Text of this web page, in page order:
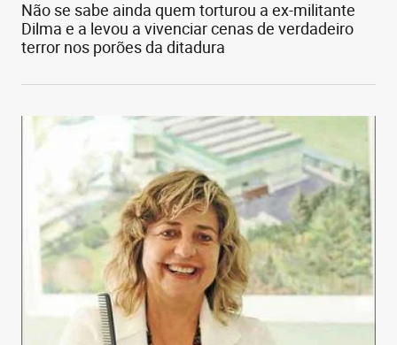
Não se sabe ainda quem torturou a ex-militante
Dilma e a levou a vivenciar cenas de verdadeiro
terror nos porões da ditadura